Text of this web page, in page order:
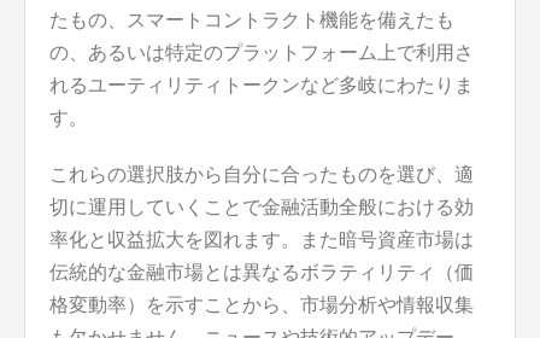
たもの、スマートコントラクト機能を備えたも
の、あるいは特定のプラットフォーム上で利用さ
れるユーティリティトークンなど多岐にわたりま
す。
これらの選択肢から自分に合ったものを選び、適
切に運用していくことで金融活動全般における効
率化と収益拡大を図れます。また暗号資産市場は
伝統的な金融市場とは異なるボラティリティ（価
格変動率）を示すことから、市場分析や情報収集